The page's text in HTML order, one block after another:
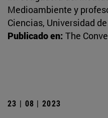
Medioambiente y
Ciencias, Universidad
Publicado en: The
23 | 08 | 2023